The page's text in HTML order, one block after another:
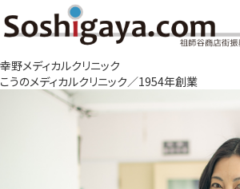
祖師谷商店街
幸野メディカルクリニック
こうのメディカルクリニック／1954年創業